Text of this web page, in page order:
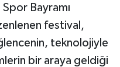
Bayramı
festival,
teknolojiyle
bir araya geldiği